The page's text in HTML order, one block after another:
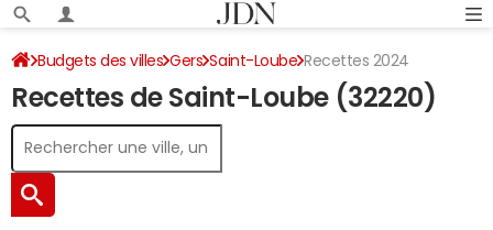
Budgets des villes Gers Saint-Loube Recettes 2024
Recettes de Saint-Loube (32220)